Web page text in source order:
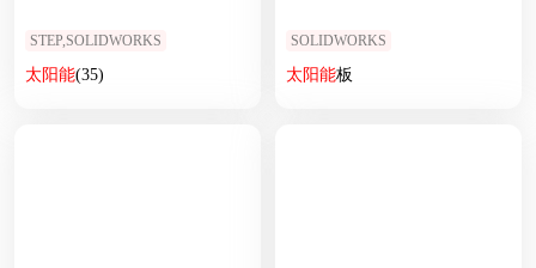
STEP,SOLIDWORKS
太阳能(35)
SOLIDWORKS
太阳能板